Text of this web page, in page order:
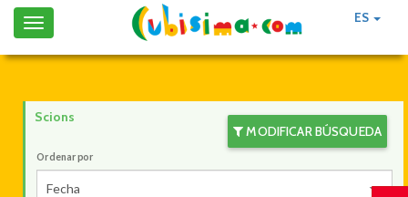
ES
Toggle
navigation
Scions
MODIFICAR BÚSQUEDA
Ordenar por
Fecha